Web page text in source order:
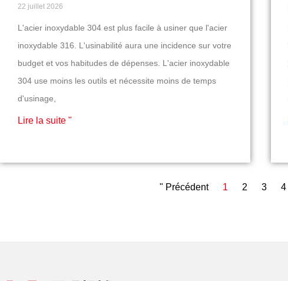
22 juillet 2026
L'acier inoxydable 304 est plus facile à usiner que l'acier
inoxydable 316. L'usinabilité aura une incidence sur votre
budget et vos habitudes de dépenses. L'acier inoxydable
304 use moins les outils et nécessite moins de temps
d'usinage,
Lire la suite "
" Précédent 1 2 3 4